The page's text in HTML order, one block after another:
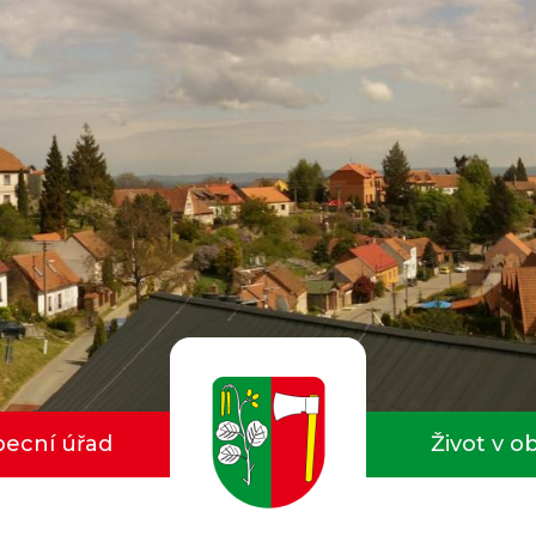
úřad Život v